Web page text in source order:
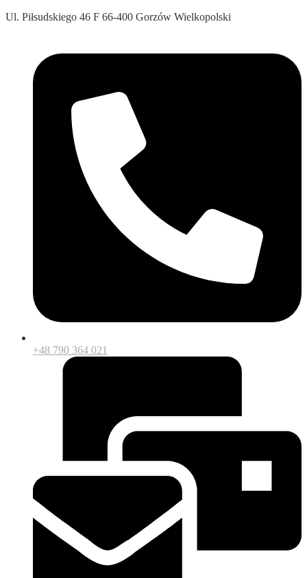
Ul. Piłsudskiego 46 F 66-400 Gorzów Wielkopolski
+48 790 364 021